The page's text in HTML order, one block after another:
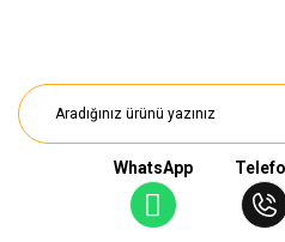
WhatsApp